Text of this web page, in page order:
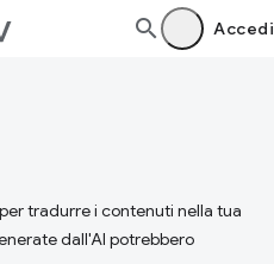
Accedi
tradurre i contenuti nella tua
dall'AI potrebbero